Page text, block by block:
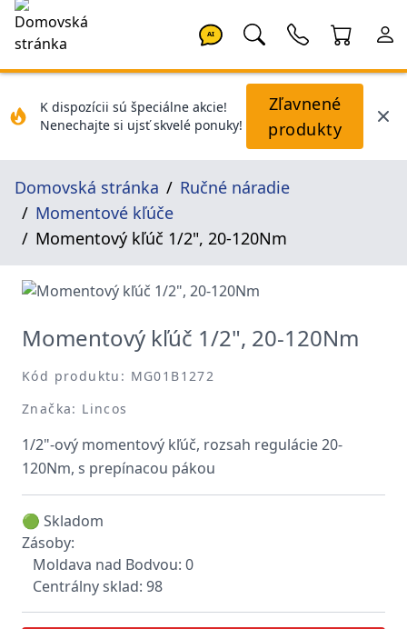
AI
K dispozícii sú špeciálne akcie!
Nenechajte si ujsť skvelé ponuky!
Zľavnené
produkty
Domovská stránka
Ručné náradie
Momentové kľúče
Momentový kľúč 1/2", 20-120Nm
Momentový kľúč 1/2", 20-120Nm
Kód produktu: MG01B1272
Značka: Lincos
1/2"-ový momentový kľúč, rozsah regulácie 20-
120Nm, s prepínacou pákou
🟢 Skladom
Zásoby:
Moldava nad Bodvou: 0
Centrálny sklad: 98